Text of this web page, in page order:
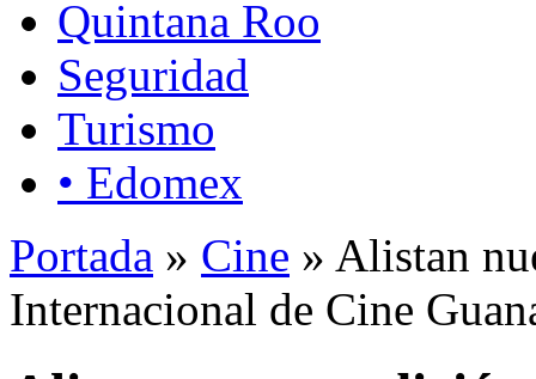
Quintana Roo
Seguridad
Turismo
• Edomex
Portada » Cine » Alistan
Internacional de Cine